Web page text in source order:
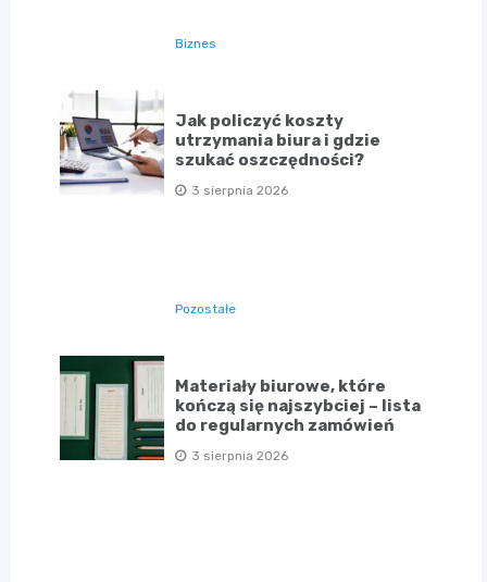
Biznes
Jak policzyć koszty
utrzymania biura i gdzie
szukać oszczędności?
3 sierpnia 2026
Pozostałe
Materiały biurowe, które
kończą się najszybciej – lista
do regularnych zamówień
3 sierpnia 2026